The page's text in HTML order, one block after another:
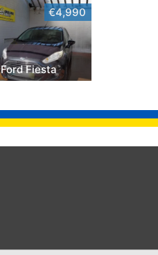
€4,990
Fiesta